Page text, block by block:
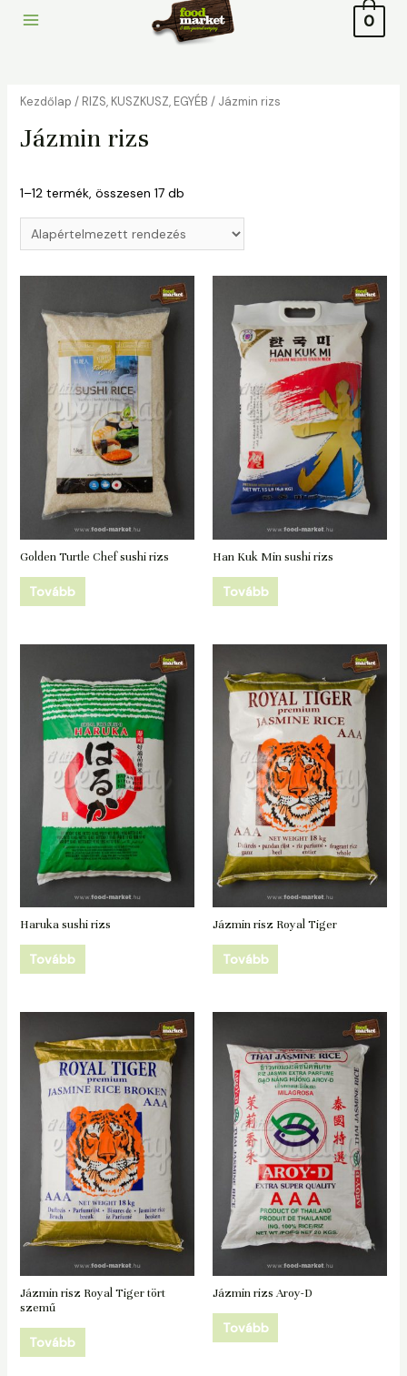
0
Kezdőlap / RIZS, KUSZKUSZ, EGYÉB / Jázmin rizs
Jázmin rizs
1–12 termék, összesen 17 db
Golden Turtle Chef sushi rizs
Tovább
Han Kuk Min sushi rizs
Tovább
Haruka sushi rizs
Tovább
Jázmin risz Royal Tiger
Tovább
Jázmin risz Royal Tiger tört
szemű
Tovább
Jázmin rizs Aroy-D
Tovább